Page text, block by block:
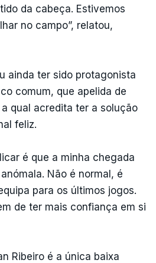
da cabeça. Estivemos
no campo”, relatou,
ainda ter sido protagonista
comum, que apelida de
a qual acredita ter a solução
feliz.
é que a minha chegada
Não é normal, é
para os últimos jogos.
de ter mais confiança em si
Ribeiro é a única baixa